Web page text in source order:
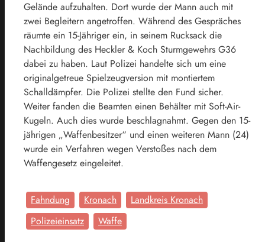
Gelände aufzuhalten. Dort wurde der Mann auch mit
zwei Begleitern angetroffen. Während des Gespräches
räumte ein 15-Jähriger ein, in seinem Rucksack die
Nachbildung des Heckler & Koch Sturmgewehrs G36
dabei zu haben. Laut Polizei handelte sich um eine
originalgetreue Spielzeugversion mit montiertem
Schalldämpfer. Die Polizei stellte den Fund sicher.
Weiter fanden die Beamten einen Behälter mit Soft-Air-
Kugeln. Auch dies wurde beschlagnahmt. Gegen den 15-
jährigen „Waffenbesitzer“ und einen weiteren Mann (24)
wurde ein Verfahren wegen Verstoßes nach dem
Waffengesetz eingeleitet.
Fahndung Kronach
Landkreis Kronach
Polizeieinsatz
Waffe